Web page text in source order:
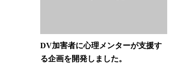
DV加害者に心理メンターが支援す
る企画を開発しました。